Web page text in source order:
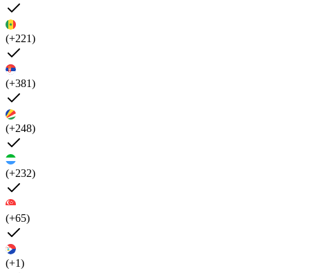
(+221)
(+381)
(+248)
(+232)
(+65)
(+1)